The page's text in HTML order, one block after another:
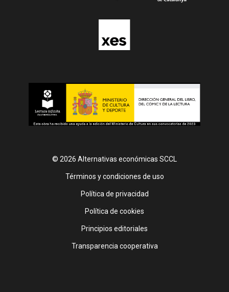
© 2026 Alternativas económicas SCCL
Footer
Términos y condiciones de uso
Política de privacidad
Política de cookies
Principios editoriales
Transparencia cooperativa